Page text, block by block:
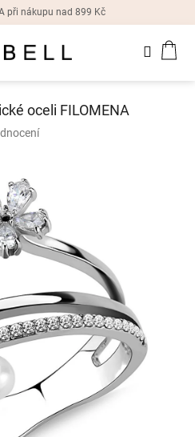
při nákupu nad 899 Kč
oceli FILOMENA